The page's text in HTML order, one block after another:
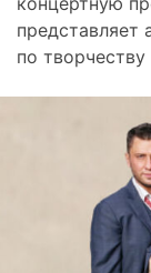
представляет
по творчеству